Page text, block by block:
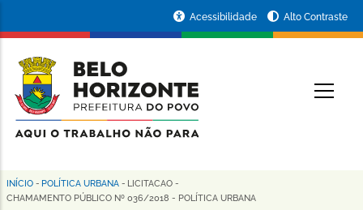
conteúdo
principal
da
Prefeitura
de
Horizonte
Acessibilidade Alto Contraste
Trilha
INÍCIO - POLÍTICA URBANA - LICITACAO -
CHAMAMENTO PÚBLICO Nº 036/2018 - POLÍTICA URBANA